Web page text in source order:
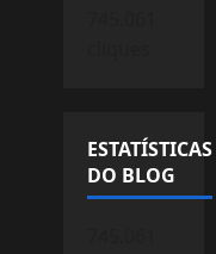
ESTATÍSTICAS
DO BLOG